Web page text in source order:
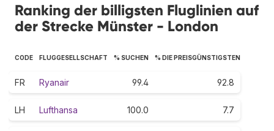
Ranking der billigsten Fluglinien auf
der Strecke Münster - London
CODE FLUGGESELLSCHAFT % SUCHEN % DIE PREISGÜNSTIGSTEN
FR Ryanair 99.4 92.8
LH Lufthansa 100.0 7.7